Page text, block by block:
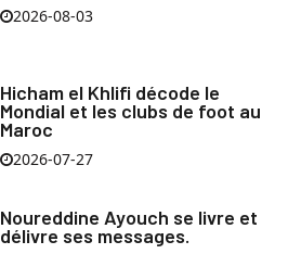
2026-08-03
Hicham el Khlifi décode le
Mondial et les clubs de foot au
Maroc
2026-07-27
Noureddine Ayouch se livre et
délivre ses messages.